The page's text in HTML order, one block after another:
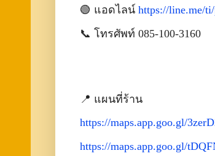
🟢 แอดไลน์ https://line.me/
📞 โทรศัพท์ 085-100-3160
📍 แผนที่ร้าน
https://maps.app.goo.gl/
https://maps.app.goo.gl/